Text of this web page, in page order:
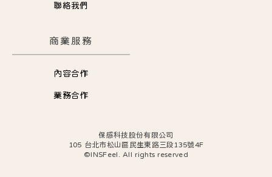
聯絡我們
商業服務
內容合作
業務合作
保感科技股份有限公司
105 台北市松山區民生東路三段135號4F
©INSFeel. All rights reserved